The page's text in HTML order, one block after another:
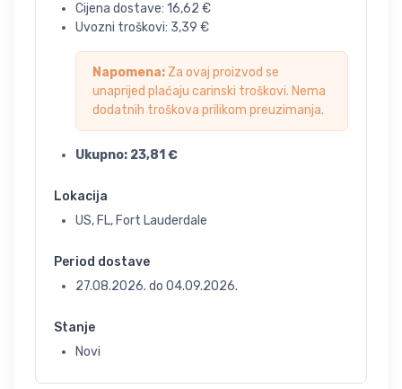
Cijena dostave: 16,62 €
Uvozni troškovi: 3,39 €
Napomena: Za ovaj proizvod se
unaprijed plaćaju carinski troškovi. Nema
dodatnih troškova prilikom preuzimanja.
Ukupno: 23,81 €
Lokacija
US, FL, Fort Lauderdale
Period dostave
27.08.2026. do 04.09.2026.
Stanje
Novi